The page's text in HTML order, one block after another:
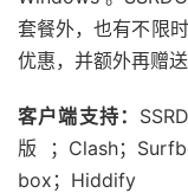
套餐外，也有不限
优惠，并额外再赠送
客户端支持：
版；Clash；
box；Hiddify